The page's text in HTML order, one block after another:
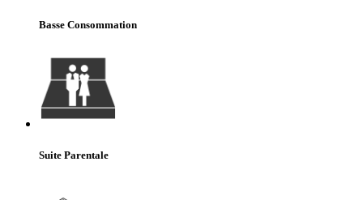
Basse Consommation
Suite Parentale